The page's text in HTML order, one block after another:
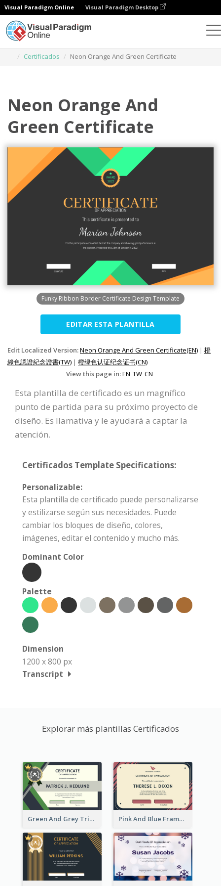
Visual Paradigm Online Visual Paradigm Desktop
Certificados
Neon Orange And Green Certificate
Neon Orange And
Green Certificate
Funky Ribbon Border Certificate Design Template
EDITAR ESTA PLANTILLA
Edit Localized Version:Neon Orange And Green Certificate(EN) | 橙
綠色認證紀念證書(TW) | 橙绿色认证纪念证书(CN)
View this page in:EN TW CN
Esta plantilla de certificado es un magnífico
punto de partida para su próximo proyecto de
diseño. Es llamativa y le ayudará a captar la
atención.
Certificados Template Specifications:
Personalizable:
Esta plantilla de certificado puede personalizarse
y estilizarse según sus necesidades. Puede
cambiar los bloques de diseño, colores,
imágenes, editar el contenido y mucho más.
Dominant Color
Palette
Dimension
1200 x 800 px
Transcript
Explorar más plantillas Certificados
Green And Grey Triangles With Badge Certificate Pink And Blue Frame Company Certificate